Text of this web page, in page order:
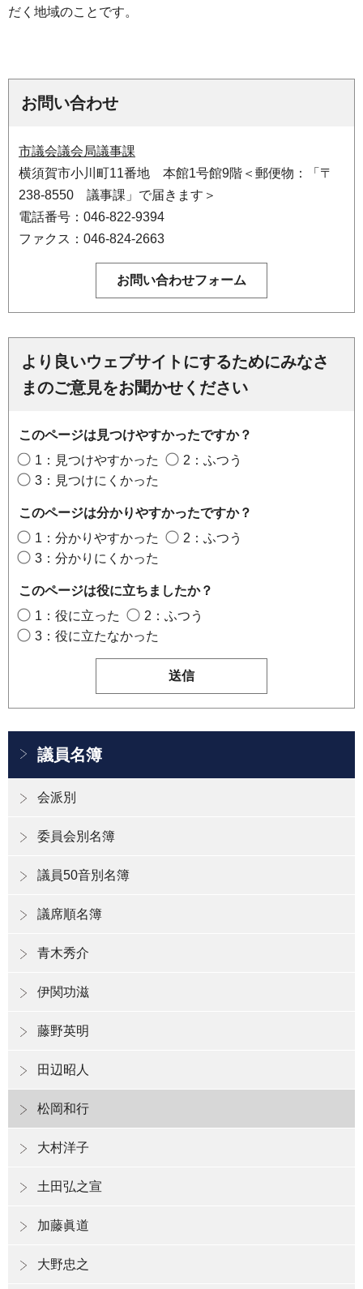
だく地域のことです。
お問い合わせ
市議会議会局議事課
横須賀市小川町11番地 本館1号館9階＜郵便物：「〒
238-8550 議事課」で届きます＞
電話番号：046-822-9394
ファクス：046-824-2663
より良いウェブサイトにするためにみなさ
まのご意見をお聞かせください
このページは見つけやすかったですか？
1：見つけやすかった
2：ふつう
3：見つけにくかった
このページは分かりやすかったですか？
1：分かりやすかった
2：ふつう
3：分かりにくかった
このページは役に立ちましたか？
1：役に立った
2：ふつう
3：役に立たなかった
議員名簿
会派別
委員会別名簿
議員50音別名簿
議席順名簿
青木秀介
伊関功滋
藤野英明
田辺昭人
松岡和行
大村洋子
土田弘之宣
加藤眞道
大野忠之